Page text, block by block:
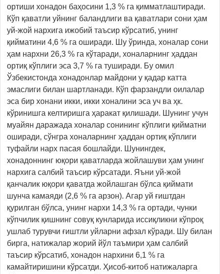
ортиши хонадон баҳосини 1,3 % га қимматлаштиради.
Кўп қаватли уйнинг баландлиги ва қаватлари сони ҳам
уй-жой нархига ижобий таъсир кўрсатиб, унинг
қийматини 4,6 % га оширади. Шу ўринда, хоналар сони
ҳам нархни 26,3 % га кўтаради, хоналарнинг ҳаддан
ортиқ кўплиги эса 3,7 % га туширади. Бу омил
Ўзбекистонда хонадонлар майдони у қадар катта
эмаслиги билан шартланади. Кўп фарзандли оилалар
эса бир хонани икки, икки хоналини эса уч ва ҳк.
кўринишга келтиришга ҳаракат қилишади. Шунинг учун
муайян даражада хоналар сонининг кўплиги қийматни
оширади, сўнгра хоналарнинг ҳаддан ортиқ кўплиги
туфайли нарх пасая бошлайди. Шунингдек,
хонадоннинг юқори қаватларда жойлашуви ҳам унинг
нархига салбий таъсир кўрсатади. Яъни уй-жой
қанчалик юқори қаватда жойлашган бўлса қиймати
шунча камаяди (2,6 % га арзон). Агар уй ғиштдан
қурилган бўлса, унинг нархи 14,3 % га ортади, чунки
кўпчилик қишнинг совуқ кунларида иссиқликни кўпроқ
ушлаб турувчи ғиштли уйларни афзал кўради. Шу билан
бирга, натижалар жорий йўл таъмири ҳам салбий
таъсир кўрсатиб, хонадон нархини 6,1 % га
камайтиришини кўрсатди. Ҳисоб-китоб натижаларга